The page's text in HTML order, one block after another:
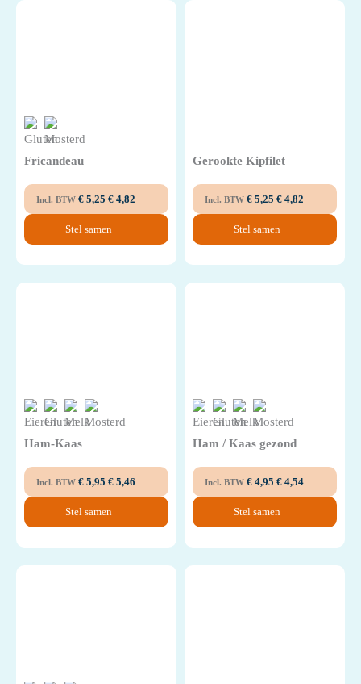
Fricandeau
Incl. BTW € 5,25 € 4,82
Stel samen
Gerookte Kipfilet
Incl. BTW € 5,25 € 4,82
Stel samen
Ham-Kaas
Incl. BTW € 5,95 € 5,46
Stel samen
Ham / Kaas gezond
Incl. BTW € 4,95 € 4,54
Stel samen